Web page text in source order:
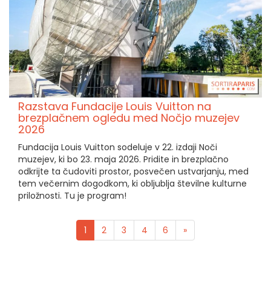
Razstava Fundacije Louis Vuitton na
brezplačnem ogledu med Nočjo muzejev
2026
Fundacija Louis Vuitton sodeluje v 22. izdaji Noči
muzejev, ki bo 23. maja 2026. Pridite in brezplačno
odkrijte ta čudoviti prostor, posvečen ustvarjanju, med
tem večernim dogodkom, ki obljublja številne kulturne
priložnosti. Tu je program!
1 2 3 4 6 »